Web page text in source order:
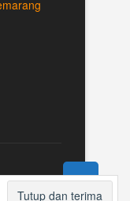
TOP